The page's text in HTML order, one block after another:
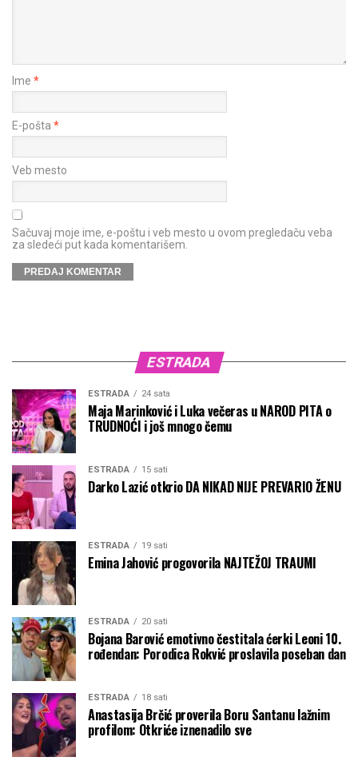
Ime *
E-pošta *
Veb mesto
Sačuvaj moje ime, e-poštu i veb mesto u ovom pregledaču veba
za sledeći put kada komentarišem.
ESTRADA
ESTRADA 24 sata
Maja Marinković i Luka večeras u NAROD PITA o
TRUDNOĆI i još mnogo čemu
ESTRADA 15 sati
Darko Lazić otkrio DA NIKAD NIJE PREVARIO ŽENU
ESTRADA 19 sati
Emina Jahović progovorila NAJTEŽOJ TRAUMI
ESTRADA 20 sati
Bojana Barović emotivno čestitala ćerki Leoni 10.
rođendan: Porodica Rokvić proslavila poseban dan
ESTRADA 18 sati
Anastasija Brčić proverila Boru Santanu lažnim
profilom: Otkriće iznenadilo sve